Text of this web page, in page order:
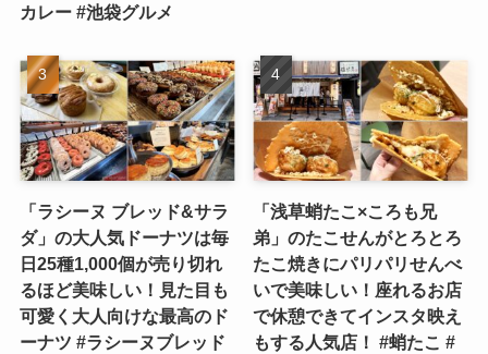
カレー #池袋グルメ
「ラシーヌ ブレッド&サラ
ダ」の大人気ドーナツは毎
日25種1,000個が売り切れ
るほど美味しい！見た目も
可愛く大人向けな最高のド
ーナツ #ラシーヌブレッド
「浅草蛸たこ×ころも兄
弟」のたこせんがとろとろ
たこ焼きにパリパリせんべ
いで美味しい！座れるお店
で休憩できてインスタ映え
もする人気店！ #蛸たこ #